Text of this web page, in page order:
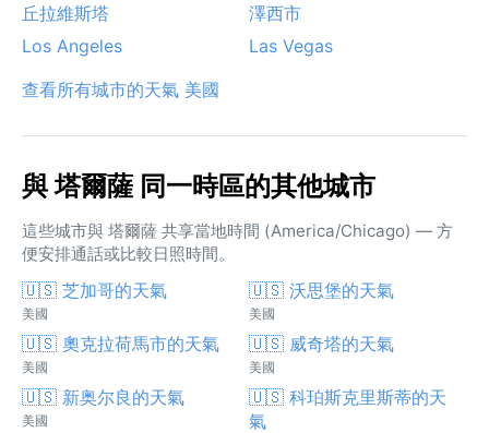
丘拉維斯塔
澤西市
Los Angeles
Las Vegas
查看所有城市的天氣 美國
與 塔爾薩 同一時區的其他城市
這些城市與 塔爾薩 共享當地時間 (America/Chicago) — 方
便安排通話或比較日照時間。
🇺🇸 芝加哥的天氣
美國
🇺🇸 沃思堡的天氣
美國
🇺🇸 奧克拉荷馬市的天氣
美國
🇺🇸 威奇塔的天氣
美國
🇺🇸 新奥尔良的天氣
美國
🇺🇸 科珀斯克里斯蒂的天
氣